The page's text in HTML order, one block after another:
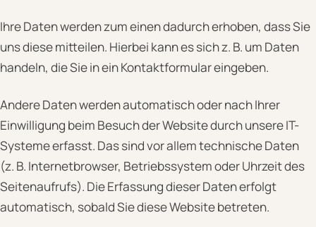
Ihre Daten werden zum einen dadurch erhoben, dass Sie
uns diese mitteilen. Hierbei kann es sich z. B. um Daten
handeln, die Sie in ein Kontaktformular eingeben.
Andere Daten werden automatisch oder nach Ihrer
Einwilligung beim Besuch der Website durch unsere IT-
Systeme erfasst. Das sind vor allem technische Daten
(z. B. Internetbrowser, Betriebssystem oder Uhrzeit des
Seitenaufrufs). Die Erfassung dieser Daten erfolgt
automatisch, sobald Sie diese Website betreten.